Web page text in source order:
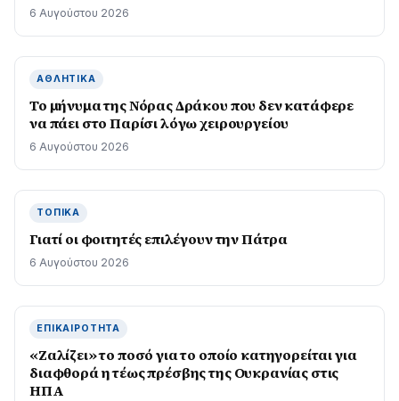
6 Αυγούστου 2026
ΑΘΛΗΤΙΚΆ
Το μήνυμα της Νόρας Δράκου που δεν κατάφερε
να πάει στο Παρίσι λόγω χειρουργείου
6 Αυγούστου 2026
ΤΟΠΙΚΆ
Γιατί οι φοιτητές επιλέγουν την Πάτρα
6 Αυγούστου 2026
ΕΠΙΚΑΙΡΌΤΗΤΑ
«Ζαλίζει» το ποσό για το οποίο κατηγορείται για
διαφθορά η τέως πρέσβης της Ουκρανίας στις
ΗΠΑ